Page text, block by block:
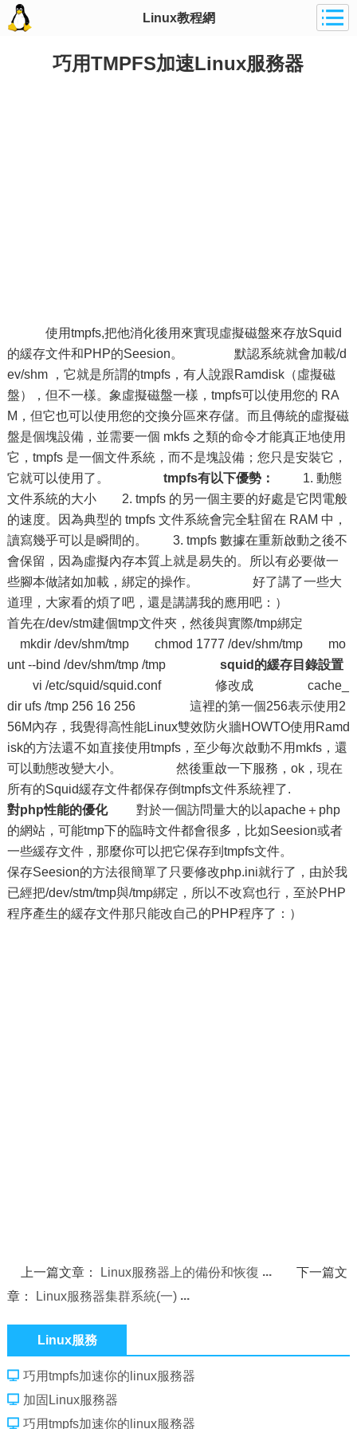
Linux教程網
巧用TMPFS加速Linux服務器
使用tmpfs,把他消化後用來實現虛擬磁盤來存放Squid
的緩存文件和PHP的Seesion。 默認系統就會加載/d
ev/shm ，它就是所謂的tmpfs，有人說跟Ramdisk（虛擬磁
盤），但不一樣。象虛擬磁盤一樣，tmpfs可以使用您的 RA
M，但它也可以使用您的交換分區來存儲。而且傳統的虛擬磁
盤是個塊設備，並需要一個 mkfs 之類的命令才能真正地使用
它，tmpfs 是一個文件系統，而不是塊設備；您只是安裝它，
它就可以使用了。 tmpfs有以下優勢：
1. 動態
文件系統的大小 2. tmpfs 的另一個主要的好處是它閃電般
的速度。因為典型的 tmpfs 文件系統會完全駐留在 RAM 中，
讀寫幾乎可以是瞬間的。 3. tmpfs 數據在重新啟動之後不
會保留，因為虛擬內存本質上就是易失的。所以有必要做一
些腳本做諸如加載，綁定的操作。 好了講了一些大
道理，大家看的煩了吧，還是講講我的應用吧：）
首先在/dev/stm建個tmp文件夾，然後與實際/tmp綁定
mkdir /dev/shm/tmp chmod 1777 /dev/shm/tmp mo
unt --bind /dev/shm/tmp /tmp squid的緩存目錄設置
vi /etc/squid/squid.conf 修改成 cache_
dir ufs /tmp 256 16 256 這裡的第一個256表示使用2
56M內存，我覺得高性能Linux雙效防火牆HOWTO使用Ramd
isk的方法還不如直接使用tmpfs，至少每次啟動不用mkfs，還
可以動態改變大小。 然後重啟一下服務，ok，現在
所有的Squid緩存文件都保存倒tmpfs文件系統裡了.
對php性能的優化對於一個訪問量大的以apache＋php
的網站，可能tmp下的臨時文件都會很多，比如Seesion或者
一些緩存文件，那麼你可以把它保存到tmpfs文件。
保存Seesion的方法很簡單了只要修改php.ini就行了，由於我
已經把/dev/stm/tmp與/tmp綁定，所以不改寫也行，至於PHP
程序產生的緩存文件那只能改自己的PHP程序了：）
上一篇文章： Linux服務器上的備份和恢復
下一篇文
章：
Linux服務器集群系統(一)
Linux服務
巧用tmpfs加速你的linux服務器
加固Linux服務器
巧用tmpfs加速你的linux服務器